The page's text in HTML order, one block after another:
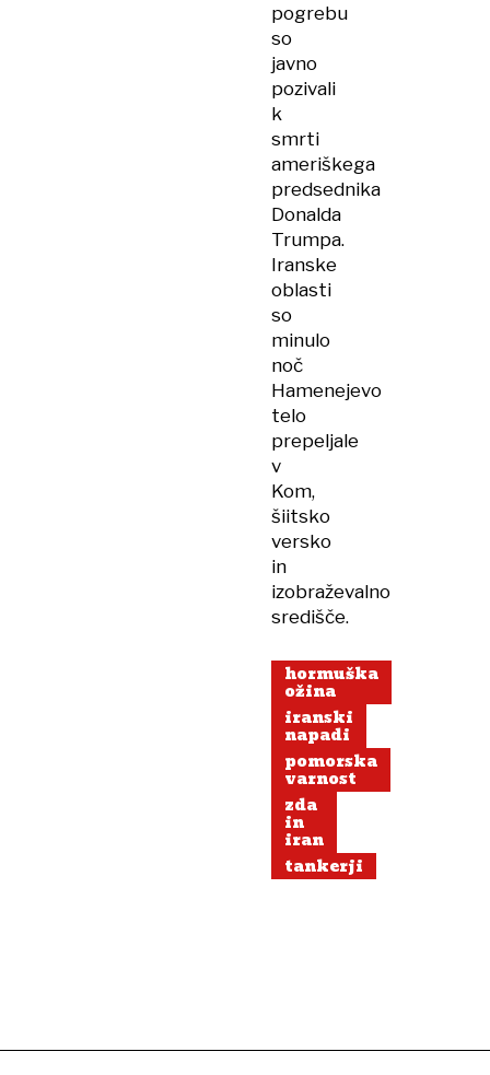
pogrebu
so
javno
pozivali
k
smrti
ameriškega
predsednika
Donalda
Trumpa.
Iranske
oblasti
so
minulo
noč
Hamenejevo
telo
prepeljale
v
Kom,
šiitsko
versko
in
izobraževalno
središče.
hormuška
ožina
iranski
napadi
pomorska
varnost
zda
in
iran
tankerji